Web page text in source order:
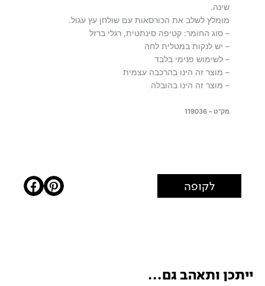
שינה.
מומלץ לשלב את הכורסאות עם שולחן עץ עגול.
– סוג החומר: קטיפה סינתטית, רגלי ברזל
– יש לנקות במטלית לחה
– לשימוש פנימי בלבד
– מוצר זה הינו בהרכבה עצמית
– מוצר זה הינו בהובלה
מק"ט – 119036
לקופה
ייתכן ותאהב גם...